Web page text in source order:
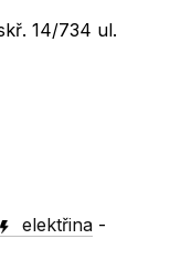
14/734 ul.
elektřina -